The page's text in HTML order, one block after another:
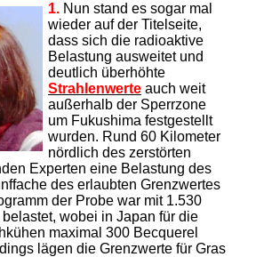
1.Nun stand es sogar mal
wieder auf der Titelseite,
dass sich die radioaktive
Belastung ausweitet und
deutlich überhöhte
Strahlenwerteauch weit
außerhalb der Sperrzone
um Fukushima festgestellt
wurden. Rund 60 Kilometer
nördlich des zerstörten
Experten eine Belastung des
des erlaubten Grenzwertes
der Probe war mit 1.530
wobei in Japan für die
maximal 300 Becquerel
lägen die Grenzwerte für Gras